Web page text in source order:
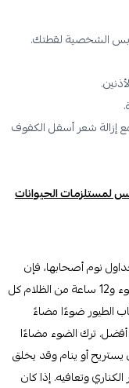
الشخصية لقطتك.
إزالة شعر أسفل الكفوف
لمستلزمات الحيوانات
نوم أصحابها، فإن
معظمها يعتاد على ما يقرب من 12 ساعة من الضوء و12 ساعة من الظلام كل
الطيور ضوءًا مضاءً
ترك الضوء مضاءًا
يستريح أو ينام وقد يخلق
وتعافيه. إذا كان